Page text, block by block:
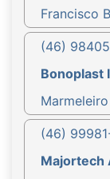
Francisco
(46)
Bonoplast
(46)
Majortech